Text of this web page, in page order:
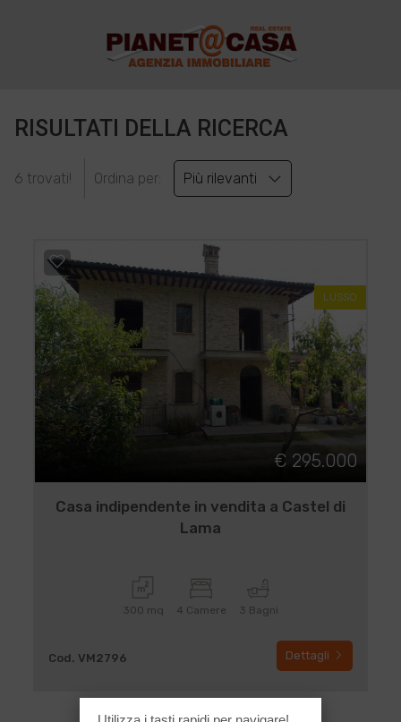
RISULTATI DELLA RICERCA
6 trovati! Ordina per: Più rilevanti
LUSSO
€ 295.000
Casa indipendente in vendita a Castel di
Lama
300 mq 4 Camere 3 Bagni
Cod. VM2796 Dettagli